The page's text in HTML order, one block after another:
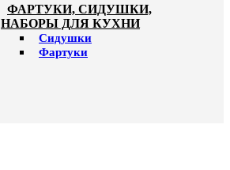
ФАРТУКИ, СИДУШКИ,
НАБОРЫ ДЛЯ КУХНИ
Сидушки
Фартуки